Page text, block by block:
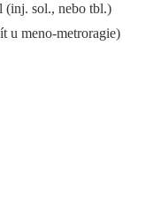
(inj. sol., nebo tbl.)
u meno-metroragie)